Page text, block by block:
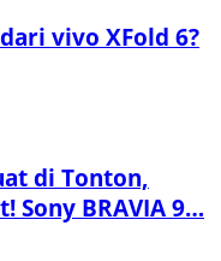
vivo XFold 6?
di Tonton,
Sony BRAVIA 9…